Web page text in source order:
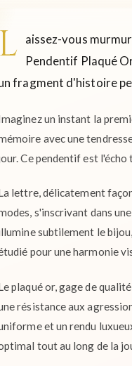
L
aissez-vous
Pendentif Plaqué
fragment d'histoire
un instant la
avec une
Ce pendentif est l'écho
lettre, délicatement
s'inscrivant dans
subtilement le
pour une harmonie
plaqué or, gage de
résistance aux
et un rendu
tout au long de la